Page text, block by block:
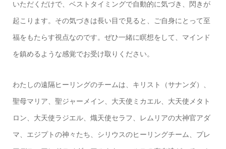
いただくだけで、ベストタイミングで自動的に気づき、閃きが
起こります。その気づきは長い目で見ると、ご自身にとって至
福をもたらす視点なのです。ぜひ一緒に瞑想をして、 マインド
を鎮めるような感覚でお受け取りください。
わたしの遠隔ヒーリングのチームは、キリスト（サナンダ）、
聖母マリア、聖ジャーメイン、大天使ミカエル、大天使メタト
ロン、大天使ラジエル、熾天使セラフ、レムリアの大神官アダ
マ、エジプトの神々たち、シリウスのヒーリングチーム、プレ